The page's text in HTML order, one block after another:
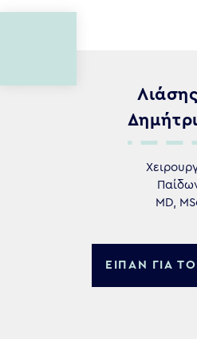
MD,
ΕΙΠΑΝ ΓΙΑ